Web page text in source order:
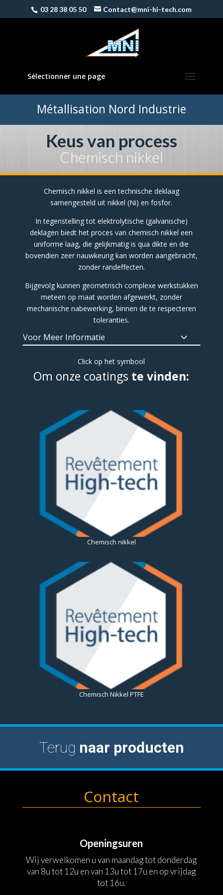
03 28 38 05 50 Contact@mni-hi-tech.com
Sélectionner une page
Métallisation Nord Industrie
Keus van process
Chemisch nikkel
Chemisch nikkel is een technische deklaag
samengesteld uit nikkel (Ni) en fosfor.
In tegenstelling tot elektrolytische (galvanische)
deklagen biedt het proces van chemisch nikkel een
uniforme laag, die gelijkmatig is qua dikte en die
bovendien zeer nauwkeurig kan worden aangebracht,
zonder randeffecten.
Bijgevolg kunnen geometrisch complexe werkstukken
meteen op maat worden afgewerkt, zonder
mechanische nabewerking, binnen de te respecteren
toleranties.
Voor Meer Informatie
Click op het symbool
Om onze coatings te vinden:
Chemisch nikkel
Chemisch Nikkel PTFE
Terug naar producten
Contact
Openingsuren
Wij verwelkomen u van maandag tot donderdag
van 8u tot 12u en van 13u tot 17u en op vrijdag
tot 16u.